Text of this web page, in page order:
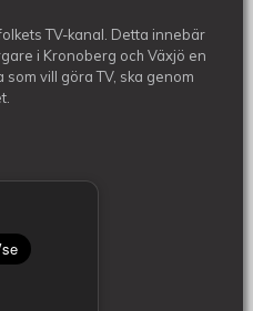
TV-kanal. Detta innebär
i Kronoberg och Växjö en
vill göra TV, ska genom